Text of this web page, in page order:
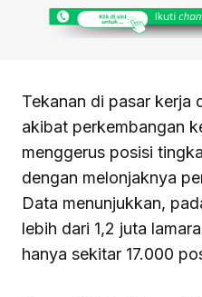
Tekanan di pasar kerja
akibat perkembangan
menggerus posisi
dengan melonjaknya
Data menunjukkan,
lebih dari 1,2 juta
hanya sekitar 17.000